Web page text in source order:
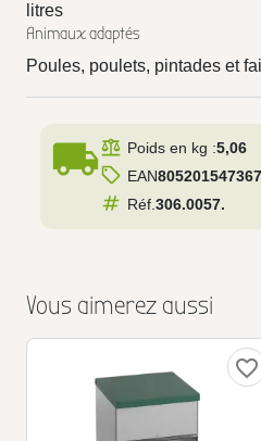
litres
Animaux adaptés
Poules, poulets, pintades et
local_shipping Poids en kg :5,06
EAN
Réf. 306.0057.
Vous aimerez aussi
favorite_border